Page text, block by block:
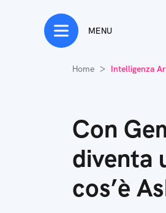
MENU
Home Intelligenza
Con
diventa
cos’è